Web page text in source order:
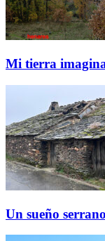
Mi tierra
Un sueño serrano